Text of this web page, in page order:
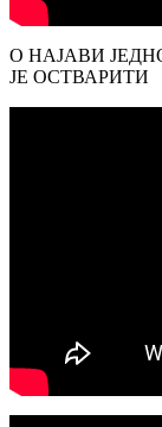
О НАЈАВИ
ЈЕ ОСТВАРИТИ